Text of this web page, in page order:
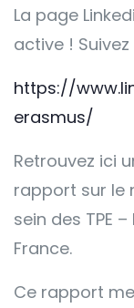
La page
active !
https://
erasmus/
Retrouvez ici
rapport sur le
sein des TPE
France.
Ce rapport